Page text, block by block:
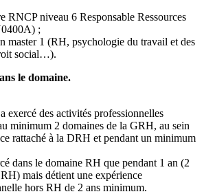
RNCP niveau 6 Responsable Ressources
;
master 1 (RH, psychologie du travail et des
social…).
le domaine.
exercé des activités professionnelles
minimum 2 domaines de la GRH, au sein
rattaché à la DRH et pendant un minimum
dans le domaine RH que pendant 1 an (2
mais détient une expérience
hors RH de 2 ans minimum.